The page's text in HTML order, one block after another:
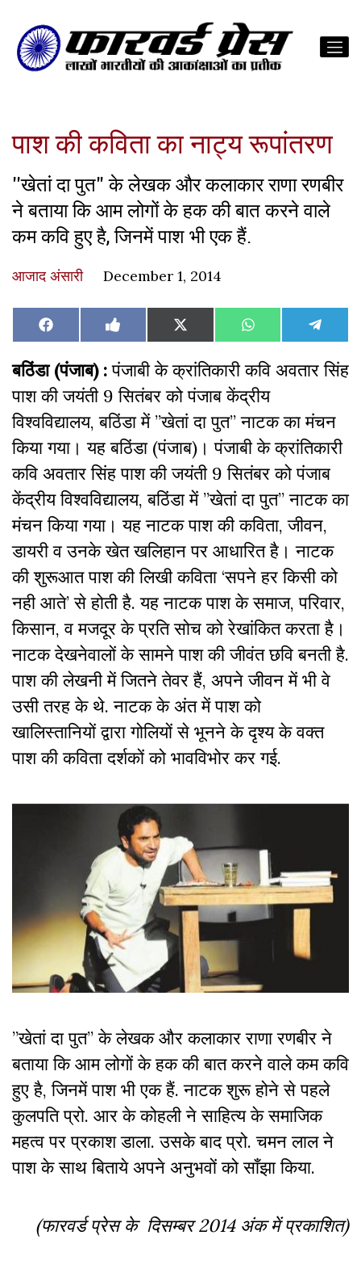
पाश की कविता का नाट्य रूपांतरण
''खेतां दा पुत" के लेखक और कलाकार राणा रणबीर
ने बताया कि आम लोगों के हक की बात करने वाले
कम कवि हुए है, जिनमें पाश भी एक हैं.
आजाद अंसारी December 1, 2014
Share
on
Facebook Share
on
Like
on
Facebook
Share
on
X
(Twitter)
Share
on
WhatsAppShare
on
बठिंडा (पंजाब) :पंजाबी के क्रांतिकारी कवि अवतार सिंह
पाश की जयंती 9 सितंबर को पंजाब केंद्रीय
विश्वविद्यालय, बठिंडा में ”खेतां दा पुत” नाटक का मंचन
किया गया। यह बठिंडा (पंजाब)। पंजाबी के क्रांतिकारी
कवि अवतार सिंह पाश की जयंती 9 सितंबर को पंजाब
केंद्रीय विश्वविद्यालय, बठिंडा में ”खेतां दा पुत” नाटक का
मंचन किया गया। यह नाटक पाश की कविता, जीवन,
डायरी व उनके खेत खलिहान पर आधारित है। नाटक
की शुरूआत पाश की लिखी कविता ‘सपने हर किसी को
नही आते’ से होती है. यह नाटक पाश के समाज, परिवार,
किसान, व मजदूर के प्रति सोच को रेखांकित करता है।
नाटक देखनेवालों के सामने पाश की जीवंत छवि बनती है.
पाश की लेखनी में जितने तेवर हैं, अपने जीवन में भी वे
उसी तरह के थे. नाटक के अंत में पाश को
खालिस्तानियों द्वारा गोलियों से भूनने के दृश्य के वक्त
पाश की कविता दर्शकों को भावविभोर कर गई.
”खेतां दा पुत” के लेखक और कलाकार राणा रणबीर ने
बताया कि आम लोगों के हक की बात करने वाले कम कवि
हुए है, जिनमें पाश भी एक हैं. नाटक शुरू होने से पहले
कुलपति प्रो. आर के कोहली ने साहित्य के समाजिक
महत्व पर प्रकाश डाला. उसके बाद प्रो. चमन लाल ने
पाश के साथ बिताये अपने अनुभवों को साँझा किया.
(फारवर्ड प्रेस के दिसम्बर 2014 अंक में प्रकाशित)